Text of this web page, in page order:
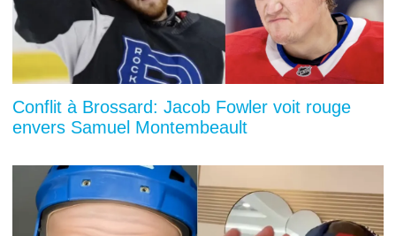
Conflit à Brossard: Jacob Fowler voit rouge
envers Samuel Montembeault